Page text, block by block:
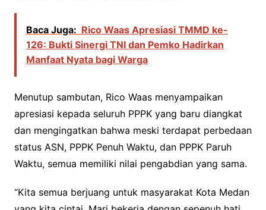
Baca Juga: Rico Waas Apresiasi TMMD ke-
126: Bukti Sinergi TNI dan Pemko Hadirkan
Manfaat Nyata bagi Warga
Menutup sambutan, Rico Waas menyampaikan
apresiasi kepada seluruh PPPK yang baru diangkat
dan mengingatkan bahwa meski terdapat perbedaan
status ASN, PPPK Penuh Waktu, dan PPPK Paruh
Waktu, semua memiliki nilai pengabdian yang sama.
“Kita semua berjuang untuk masyarakat Kota Medan